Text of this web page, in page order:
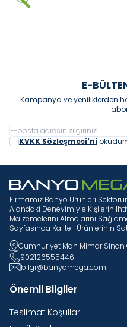
E-
Kampanya ve yeniliklerden
KVKK Sözleşmesi'ni
Firmamız Banyo Ürünleri
Alandaki Deneyimiyle Kişilerin
Malzemelerini Almalarını
Sayfasında Kaliteli Ürünlerinin
Cumhuriyet Mah Mimar
902126555446
bilgi@banyomega.com
Önemli Bilgiler
Teslimat Koşulları